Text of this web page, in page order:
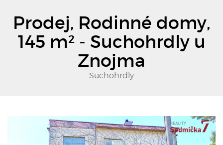
Prodej, Rodinné domy,
145 m² - Suchohrdly u
Znojma
Suchohrdly